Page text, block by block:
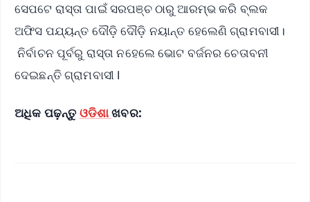
ସେପଟେ ରାସ୍ତା ପାଇଁ ସରପଞ୍ଚ ଠାରୁ ଆରମ୍ଭ କରି ବ୍ଲକ
ଅଫିସ ପଯ୍ୟନ୍ତ ଦୌଡ଼ି ଦୌଡ଼ି ନୟାନ୍ତ ହେଲେଣି ଗ୍ରାମବାସୀ।
ନିର୍ବାଚନ ପୂର୍ବରୁ ରାସ୍ତା ନହେଲେ ଭୋଟ ବର୍ଜନର ଚେତାବନୀ
ଦେଇଛନ୍ତି ଗ୍ରାମବାସୀ l
ଅଧିକ ପଢ଼ନ୍ତୁ ଓଡିଶାଖବର: